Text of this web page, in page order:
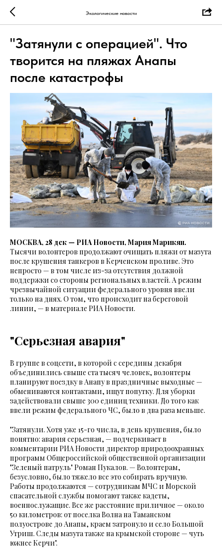
Экологические новости
"Затянули с операцией". Что
творится на пляжах Анапы
после катастрофы
МОСКВА, 28 дек — РИА Новости, Мария Марикян.
Тысячи волонтеров продолжают очищать пляжи от мазута
после крушения танкеров в Керченском проливе. Это
непросто — в том числе из-за отсутствия должной
поддержки со стороны региональных властей. А режим
чрезвычайной ситуации федерального уровня ввели
только на днях. О том, что происходит на береговой
линии, — в материале РИА Новости.
"Серьезная авария"
В группе в соцсети, в которой с середины декабря
объединились свыше ста тысяч человек, волонтеры
планируют поездку в Анапу в праздничные выходные —
обмениваются контактами, ищут попутку. Для уборки
задействовали свыше 300 единиц техники. До того как
ввели режим федерального ЧС, было в два раза меньше.
"Затянули. Хотя уже 15-го числа, в день крушения, было
понятно: авария серьезная, — подчеркивает в
комментарии РИА Новости директор природоохранных
программ Общероссийской общественной организации
"Зеленый патруль" Роман Пукалов. — Волонтерам,
безусловно, было тяжело все это собирать вручную.
Работы продолжаются — сотрудникам МЧС и Морской
спасательной службы помогают также кадеты,
военнослужащие. Все же расстояние приличное — около
50 километров: от поселка Волна на Таманском
полуострове до Анапы, краем затронуло и село Большой
Утриш. Следы мазута также на крымской стороне — чуть
южнее Керчи".